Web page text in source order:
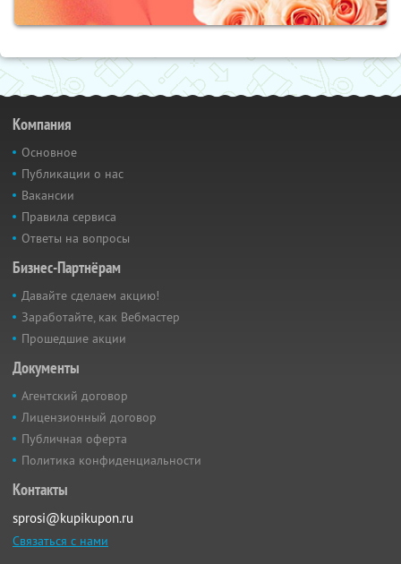
Компания
Основное
Публикации о нас
Вакансии
Правила сервиса
Ответы на вопросы
Бизнес-Партнёрам
Давайте сделаем акцию!
Заработайте, как Вебмастер
Прошедшие акции
Документы
Агентский договор
Лицензионный договор
Публичная оферта
Политика конфиденциальности
Контакты
sprosi@kupikupon.ru
Связаться с нами